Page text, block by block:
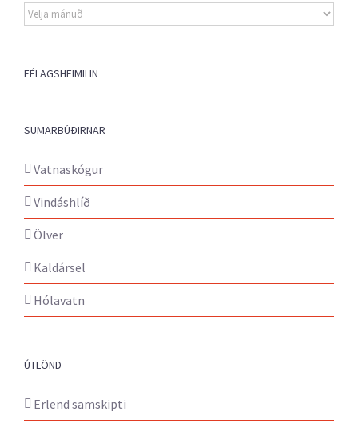
Eldri
fréttir
FÉLAGSHEIMILIN
SUMARBÚÐIRNAR
Vatnaskógur
Vindáshlíð
Ölver
Kaldársel
Hólavatn
ÚTLÖND
Erlend samskipti